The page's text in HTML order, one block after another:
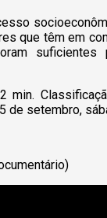
que têm em
suficientes
min.
de setembro,